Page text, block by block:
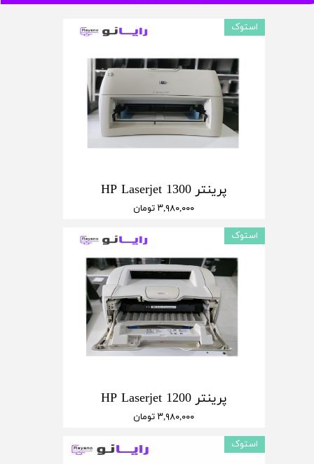
پرینتر HP Laserjet 1300
۳,۹۸۰,۰۰۰ تومان
استوک
پرینتر HP Laserjet 1200
۳,۹۸۰,۰۰۰ تومان
استوک
استوک